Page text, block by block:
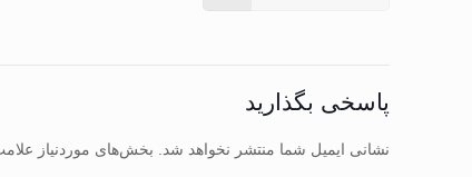
پاسخی بگذارید
نشانی ایمیل شما منتشر نخواهد شد. بخش‌های موردنیاز